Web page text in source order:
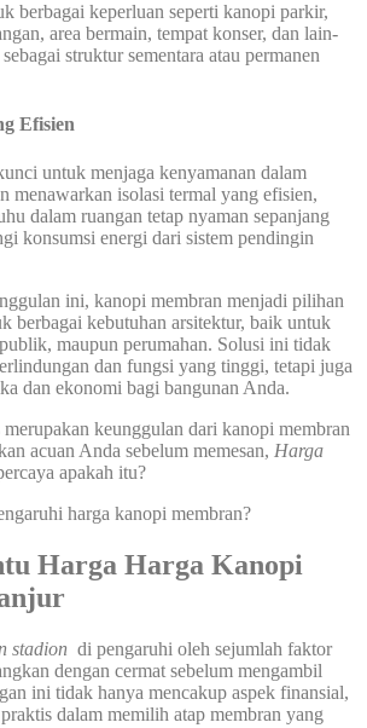
berbagai keperluan seperti kanopi parkir,
area bermain, tempat konser, dan lain-
struktur sementara atau permanen
Efisien
untuk menjaga kenyamanan dalam
menawarkan isolasi termal yang efisien,
dalam ruangan tetap nyaman sepanjang
konsumsi energi dari sistem pendingin
ini, kanopi membran menjadi pilihan
berbagai kebutuhan arsitektur, baik untuk
maupun perumahan. Solusi ini tidak
dan fungsi yang tinggi, tetapi juga
dan ekonomi bagi bangunan Anda.
keunggulan dari kanopi membran
acuan Anda sebelum memesan, Harga
apakah itu?
harga kanopi membran?
Harga Harga Kanopi
stadion di pengaruhi oleh sejumlah faktor
dengan cermat sebelum mengambil
ini tidak hanya mencakup aspek finansial,
dalam memilih atap membran yang